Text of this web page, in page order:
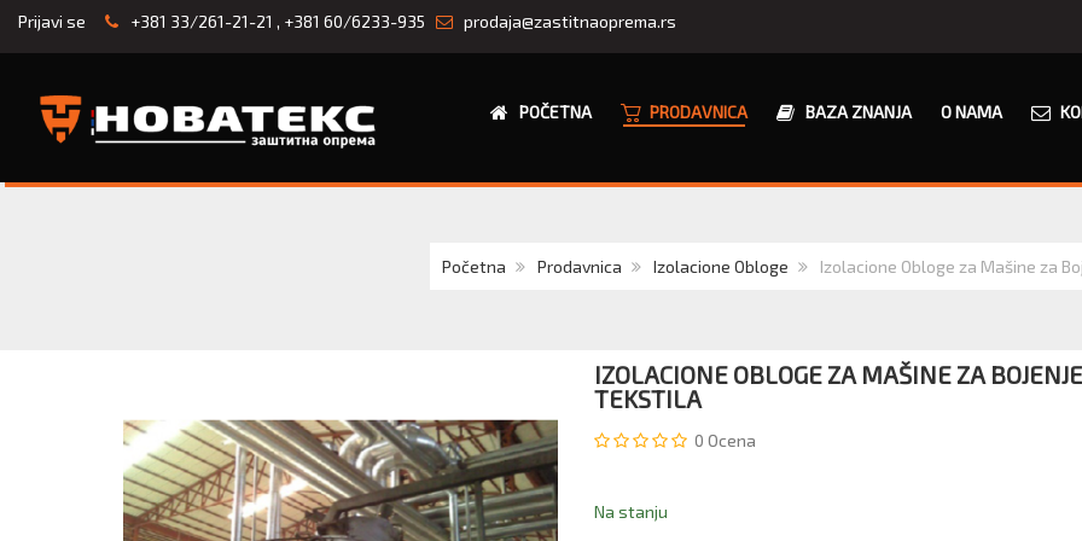
Prijavi se +381 33/261-21-21 , +381 60/6233-935 prodaja@zastitnaoprema.rs
POČETNA PRODAVNICA BAZA ZNANJA O NAMA
Početna Prodavnica Izolacione Obloge Izolacione Obloge za Mašine za
IZOLACIONE OBLOGE ZA MAŠINE ZA BOJENJE
TEKSTILA
0 Ocena
Na stanju